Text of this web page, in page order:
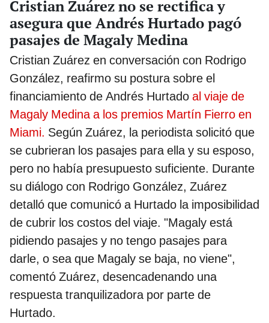
Cristian Zuárez no se rectifica y
asegura que Andrés Hurtado pagó
pasajes de Magaly Medina
Cristian Zuárez en conversación con Rodrigo
González, reafirmo su postura sobre el
financiamiento de Andrés Hurtado al viaje de
Magaly Medina a los premios Martín Fierro en
Miami. Según Zuárez, la periodista solicitó que
se cubrieran los pasajes para ella y su esposo,
pero no había presupuesto suficiente. Durante
su diálogo con Rodrigo González, Zuárez
detalló que comunicó a Hurtado la imposibilidad
de cubrir los costos del viaje. "Magaly está
pidiendo pasajes y no tengo pasajes para
darle, o sea que Magaly se baja, no viene",
comentó Zuárez, desencadenando una
respuesta tranquilizadora por parte de
Hurtado.